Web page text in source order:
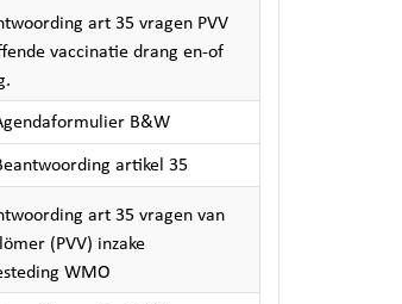
art 35 vragen PVV
vaccinatie drang en-of
B&W
artikel 35
art 35 vragen van
(PVV) inzake
WMO